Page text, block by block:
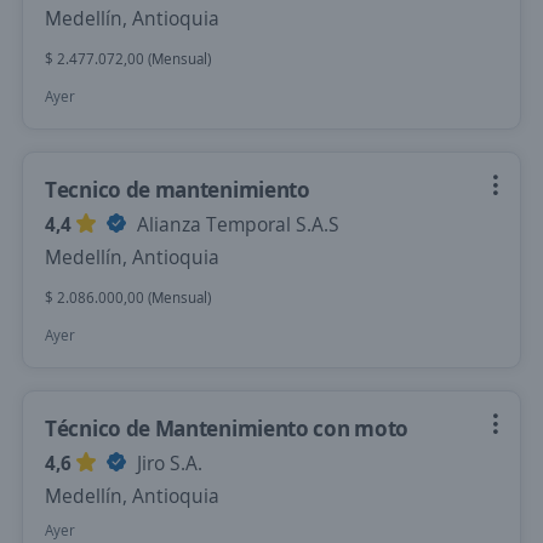
Medellín, Antioquia
$ 2.477.072,00 (Mensual)
Ayer
Tecnico de mantenimiento
4,4
Alianza Temporal S.A.S
Medellín, Antioquia
$ 2.086.000,00 (Mensual)
Ayer
Técnico de Mantenimiento con moto
4,6
Jiro S.A.
Medellín, Antioquia
Ayer